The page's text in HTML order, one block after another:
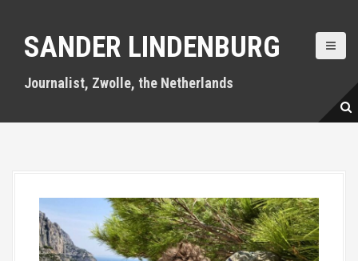
SANDER LINDENBURG
Journalist, Zwolle, the Netherlands